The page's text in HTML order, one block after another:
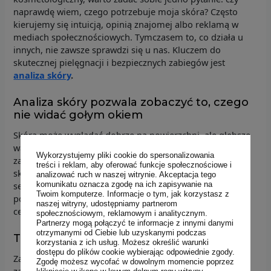
Wykorzystujemy pliki cookie do spersonalizowania
treści i reklam, aby oferować funkcje społecznościowe i
analizować ruch w naszej witrynie. Akceptacja tego
komunikatu oznacza zgodę na ich zapisywanie na
Twoim komputerze. Informacje o tym, jak korzystasz z
naszej witryny, udostępniamy partnerom
społecznościowym, reklamowym i analitycznym.
Partnerzy mogą połączyć te informacje z innymi danymi
otrzymanymi od Ciebie lub uzyskanymi podczas
korzystania z ich usług. Możesz określić warunki
dostępu do plików cookie wybierając odpowiednie zgody.
Zgodę możesz wycofać w dowolnym momencie poprzez
naprawdę wiem, czego potrzebuje moja skóra? Często
kierujemy się intuicją, opinią znajomej albo reklamą w
mediach społecznościowych. Tymczasem to, co działa u
innych, nie zawsze sprawdzi się u nas. Kluczem do
skutecznej pielęgnacji i bezpiecznych zabiegów jest
analiza skóry.
Analiza skóry pozwala zobaczyć to, czego
nie widać gołym okiem
Skóra może wyglądać dobrze na powierzchni, ale głębsze
warstwy mogą zdradzać oznaki przesuszenia, stanu
zapalnego czyprzebarwień.Analizapozwala zbadać stan
skóry pod względem: poziomu nawilżenia, produkcji
sebum czy stanu porów. Są to cenne dane, które
pozwalają wystawić precyzyjne wnioski na temat Twojej
cery.
Trafna diagnoza to połowa sukcesu
Zamiast eksperymentować i tracić czas na przypadkowe